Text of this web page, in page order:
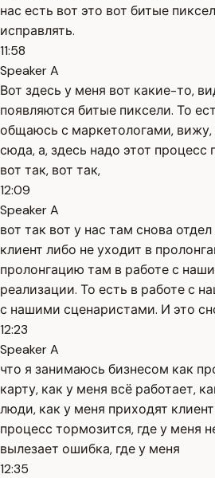
нас есть вот это вот битые
исправлять.
11:58
Speaker A
Вот здесь у меня вот какие-то,
появляются битые пиксели. То
общаюсь с маркетологами, вижу,
сюда, а, здесь надо этот процесс
вот так, вот так,
12:09
Speaker A
вот так вот у нас там снова
клиент либо не уходит в
пролонгацию там в работе с
реализации. То есть в работе с
с нашими сценаристами. И это
12:23
Speaker A
что я занимаюсь бизнесом как
карту, как у меня всё работает,
люди, как у меня приходят
процесс тормозится, где у меня
вылезает ошибка, где у меня
12:35